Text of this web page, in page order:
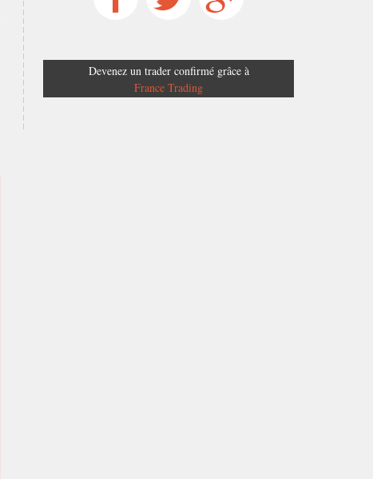
Devenez un trader confirmé grâce à
France Trading